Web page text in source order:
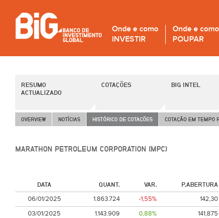
Onde e como
INVESTIR
Onde e como
POUPAR
RESUMO
ACTUALIZADO
COTAÇÕES BIG INTEL
OVERVIEW NOTÍCIAS HISTÓRICO DE COTAÇÕES COTAÇÃO EM TEMPO
MARATHON PETROLEUM CORPORATION (MPC)
DATA QUANT. VAR.
P.ABERTURA
06/01/2025
1.863.724 -1,55%
142,30
03/01/2025
1.143.909 0,88%
141,875